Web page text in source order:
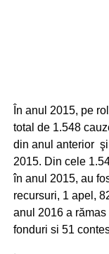
În anul 2015, pe
total de 1.548
din anul anterior şi
2015. Din cele
în anul 2015, au
recursuri, 1 apel,
anul 2016 a
fonduri si 51